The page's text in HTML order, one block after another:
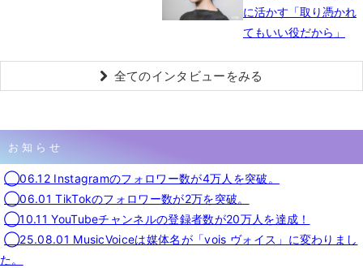
に活かす「取り憑かれ
てもいい役だから」
全てのインタビューをみる
お知らせ
◯06.12 Instagramのフォロワー数が4万人を突破。
◯06.01 TikTokのフォロワー数が2万を突破。
◯10.11 YouTubeチャンネルの登録者数が20万人を達成！
◯25.08.01 MusicVoiceは媒体名が「vois ヴォイス」に変わりまし
た。